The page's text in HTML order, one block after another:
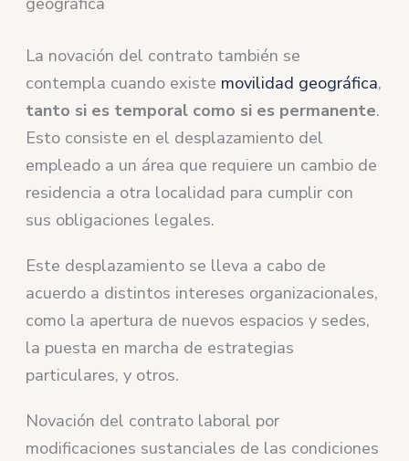
La novación del contrato también se
contempla cuando existe movilidad geográfica,
tanto si es temporal como si es permanente.
Esto consiste en el desplazamiento del
empleado a un área que requiere un cambio de
residencia a otra localidad para cumplir con
sus obligaciones legales.
Este desplazamiento se lleva a cabo de
acuerdo a distintos intereses organizacionales,
como la apertura de nuevos espacios y sedes,
la puesta en marcha de estrategias
particulares, y otros.
Novación del contrato laboral por
modificaciones sustanciales de las condiciones